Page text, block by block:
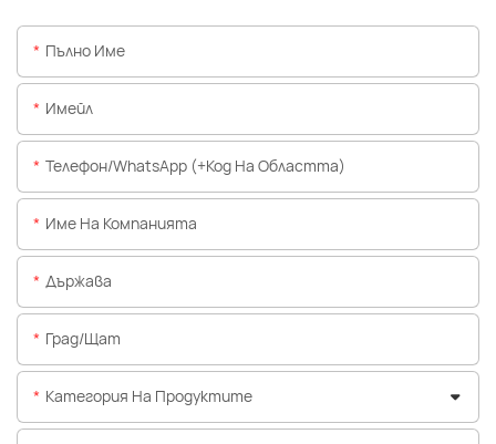
Пълно Име
Имейл
Телефон/WhatsApp (+Код На Областта)
Име На Компанията
Държава
Град/щат
Категория На Продуктите